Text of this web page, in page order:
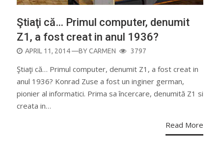
Ştiaţi că… Primul computer, denumit
Z1, a fost creat in anul 1936?
POSTED
APRIL 11, 2014—BYCARMEN 3797
Ştiaţi că… Primul computer, denumit Z1, a fost creat in
anul 1936? Konrad Zuse a fost un inginer german,
pionier al informatici. Prima sa încercare, denumită Z1 si
creata in…
Read More